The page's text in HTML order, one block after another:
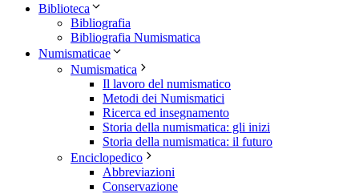
Biblioteca
Bibliografia
Bibliografia Numismatica
Numismaticae
Numismatica
Il lavoro del numismatico
Metodi dei Numismatici
Ricerca ed insegnamento
Storia della numismatica: gli inizi
Storia della numismatica: il futuro
Enciclopedico
Abbreviazioni
Conservazione